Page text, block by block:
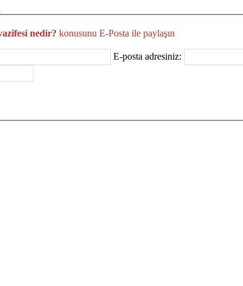
nedir? konusunu E-Posta ile paylaşın
E-posta adresiniz: